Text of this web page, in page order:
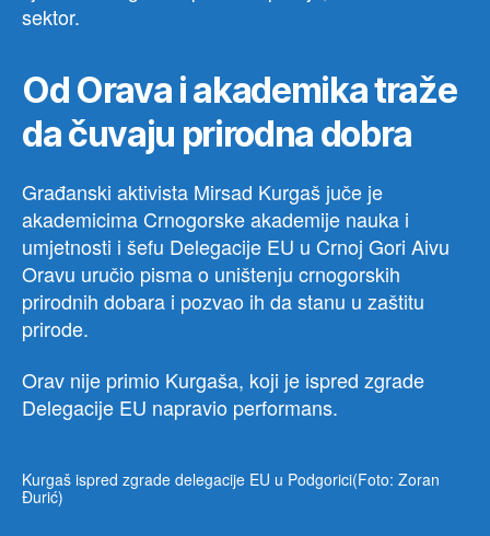
sektor.
Od Orava i akademika traže
da čuvaju prirodna dobra
Građanski aktivista Mirsad Kurgaš juče je
akademicima Crnogorske akademije nauka i
umjetnosti i šefu Delegacije EU u Crnoj Gori Aivu
Oravu uručio pisma o uništenju crnogorskih
prirodnih dobara i pozvao ih da stanu u zaštitu
prirode.
Orav nije primio Kurgaša, koji je ispred zgrade
Delegacije EU napravio performans.
Kurgaš ispred zgrade delegacije EU u Podgorici(Foto: Zoran
Đurić)